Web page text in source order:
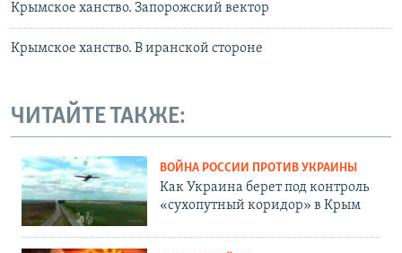
Крымское ханство. Запорожский вектор
Крымское ханство. В иранской стороне
ЧИТАЙТЕ ТАКЖЕ:
ВОЙНА РОССИИ ПРОТИВ УКРАИНЫ
Как Украина берет под контроль
«сухопутный коридор» в Крым